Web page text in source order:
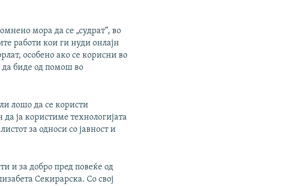
мора да се „судрат“, во
работи кои ги нуди онлајн
особено ако се корисни во
биде од помош во
лошо да се користи
ја користиме технологијата
за односи со јавност и
и за добро пред повеќе од
Секирарска. Со свој